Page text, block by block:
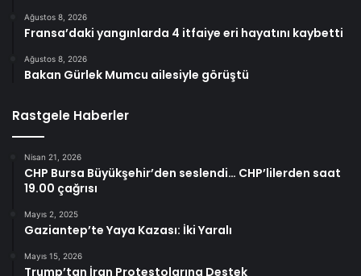
Ağustos 8, 2026
Fransa’daki yangınlarda 4 itfaiye eri hayatını kaybetti
Ağustos 8, 2026
Bakan Gürlek Mumcu ailesiyle görüştü
Rastgele Haberler
Nisan 21, 2026
CHP Bursa Büyükşehir’den seslendi… CHP’lilerden saat
19.00 çağrısı
Mayıs 2, 2025
Gaziantep’te Yaya Kazası: İki Yaralı
Mayıs 15, 2026
Trump’tan İran Protestolarına Destek